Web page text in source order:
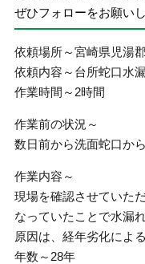
ぜひフォローをお願い
依頼場所～宮崎県児湯
依頼内容～台所蛇口水
作業時間～2時間
作業前の状況～
数日前から洗面蛇口か
作業内容～
現場を確認させていた
なっていたことで水漏
原因は、経年劣化によ
年数～28年